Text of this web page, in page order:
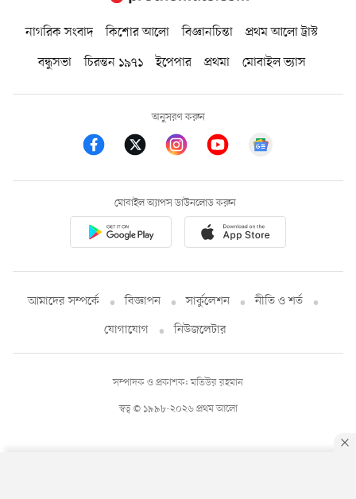
নাগরিক সংবাদ কিশোর আলো বিজ্ঞানচিন্তা
প্রথম আলো ট্রাস্ট
বন্ধুসভা
চিরন্তন ১৯৭১ ইপেপার প্রথমা মোবাইল ভ্যাস
অনুসরণ করুন
মোবাইল অ্যাপস ডাউনলোড করুন
আমাদের সম্পর্কে বিজ্ঞাপন সার্কুলেশন
নীতি ও শর্ত
যোগাযোগ
নিউজলেটার
স্বত্ব © ১৯৯৮-২০২৬ প্রথম আলো
সম্পাদক ও প্রকাশক: মতিউর রহমান